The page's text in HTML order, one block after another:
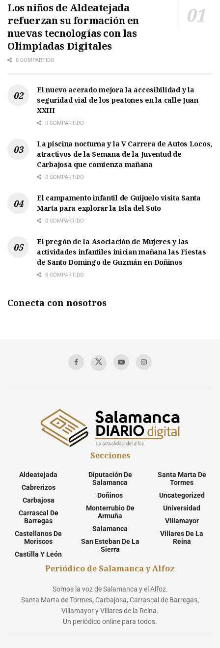
Los niños de Aldeatejada
refuerzan su formación en
nuevas tecnologías con las
Olimpiadas Digitales
0 COMPARTIDO
El nuevo acerado mejora la accesibilidad y la
seguridad vial de los peatones en la calle Juan
XXIII
0 COMPARTIDO
La piscina nocturna y la V Carrera de Autos Locos,
atractivos de la Semana de la Juventud de
Carbajosa que comienza mañana
0 COMPARTIDO
El campamento infantil de Guijuelo visita Santa
Marta para explorar la Isla del Soto
0 COMPARTIDO
El pregón de la Asociación de Mujeres y las
actividades infantiles inician mañana las Fiestas
de Santo Domingo de Guzmán en Doñinos
0 COMPARTIDO
Conecta con nosotros
Secciones
Aldeatejada
Cabrerizos
Carbajosa
Carrascal De
Barregas
Castellanos De
Moriscos
Castilla Y León
Diputación De
Salamanca
Doñinos
Monterrubio De
Armuña
Salamanca
San Esteban De La
Sierra
Santa Marta De
Tormes
Uncategorized
Universidad
Villamayor
Villares De La
Reina
Periódico de Salamanca y Alfoz
Somos la voz de Salamanca y el Alfoz.
Santa Marta de Tormes, Carbajosa, Carrascal de Barregas,
Villamayor y Villares de la Reina.
Un periódico online para todos.